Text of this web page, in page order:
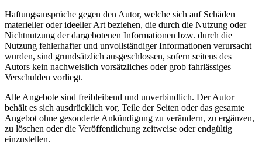
Haftungsansprüche gegen den Autor, welche sich auf Schäden
materieller oder ideeller Art beziehen, die durch die Nutzung oder
Nichtnutzung der dargebotenen Informationen bzw. durch die
Nutzung fehlerhafter und unvollständiger Informationen verursacht
wurden, sind grundsätzlich ausgeschlossen, sofern seitens des
Autors kein nachweislich vorsätzliches oder grob fahrlässiges
Verschulden vorliegt.
Alle Angebote sind freibleibend und unverbindlich. Der Autor
behält es sich ausdrücklich vor, Teile der Seiten oder das gesamte
Angebot ohne gesonderte Ankündigung zu verändern, zu ergänzen,
zu löschen oder die Veröffentlichung zeitweise oder endgültig
einzustellen.